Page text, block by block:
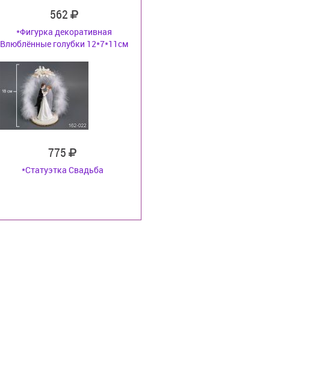
562
*Фигурка декоративная
Влюблённые голубки 12*7*11см
775
*Статуэтка Свадьба